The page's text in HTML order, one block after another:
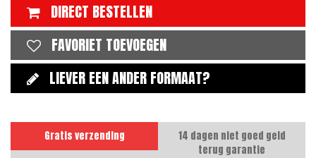
DIRECT BESTELLEN
FAVORIET TOEVOEGEN
LIEVER EEN ANDER FORMAAT?
Gratis verzending
14 dagen niet goed geld
terug garantie